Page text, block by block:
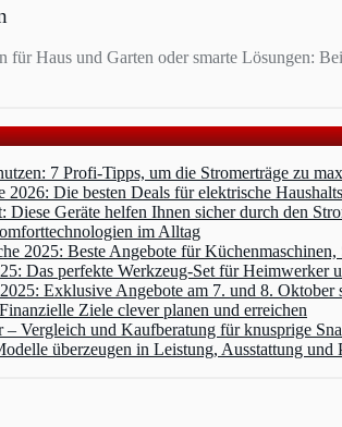
für Haus und Garten oder smarte Lösungen:
7 Profi-Tipps, um die Stromerträge zu
2026: Die besten Deals für elektrische
Geräte helfen Ihnen sicher durch den
im Alltag
2025: Beste Angebote für
Das perfekte Werkzeug-Set für Heimwerker
Exklusive Angebote am 7. und 8. Oktober
Ziele clever planen und erreichen
– Vergleich und Kaufberatung für knusprige
überzeugen in Leistung, Ausstattung und